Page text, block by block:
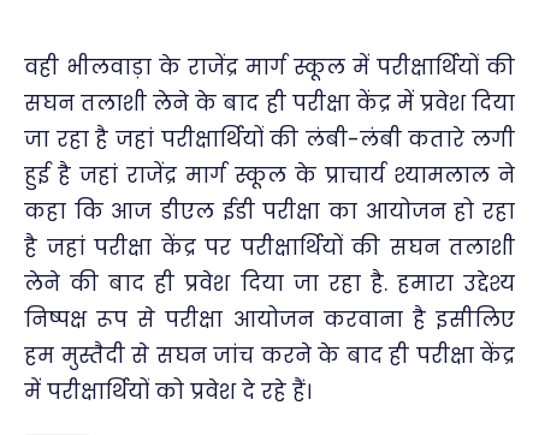
वही भीलवाड़ा के राजेंद्र मार्ग स्कूल में परीक्षार्थियों की
सघन तलाशी लेने के बाद ही परीक्षा केंद्र में प्रवेश दिया
जा रहा है जहां परीक्षार्थियों की लंबी-लंबी कतारे लगी
हुई है जहां राजेंद्र मार्ग स्कूल के प्राचार्य श्यामलाल ने
कहा कि आज डीएल ईडी परीक्षा का आयोजन हो रहा
है जहां परीक्षा केंद्र पर परीक्षार्थियों की सघन तलाशी
लेने की बाद ही प्रवेश दिया जा रहा है. हमारा उद्देश्य
निष्पक्ष रूप से परीक्षा आयोजन करवाना है इसीलिए
हम मुस्तैदी से सघन जांच करने के बाद ही परीक्षा केंद्र
में परीक्षार्थियों को प्रवेश दे रहे हैं।